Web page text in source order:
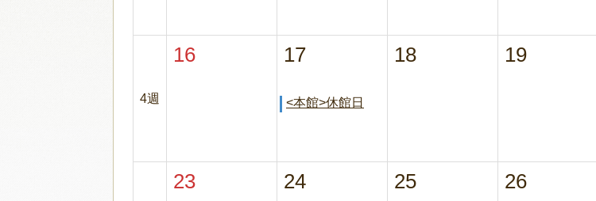
4週
16 17
<本館>休館日
18 19
23 24 25 26